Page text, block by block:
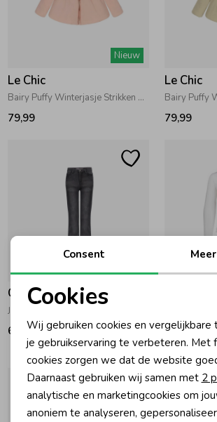
Nieuw
Le Chic
Bairy Puffy Winterjasje Strikken Pink Crystal
79,99
Le Chic
79,99
Geisha
Jeans jogg Dark Grey Denim
69,99 44,99
Noodzakelijke cookies
Personalisatie cookies
Analytische cookies
Marketing cookies
Consent
Cookies
Wij gebruiken cookies en vergelijkbare
je gebruikservaring te verbeteren. Met
cookies zorgen we dat de website
Daarnaast gebruiken wij samen met 2
analytische en marketingcookies om
anoniem te analyseren,